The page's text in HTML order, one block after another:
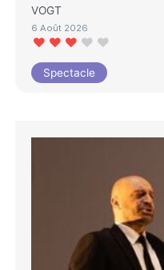
VOGT
6 Août 2026
Spectacle